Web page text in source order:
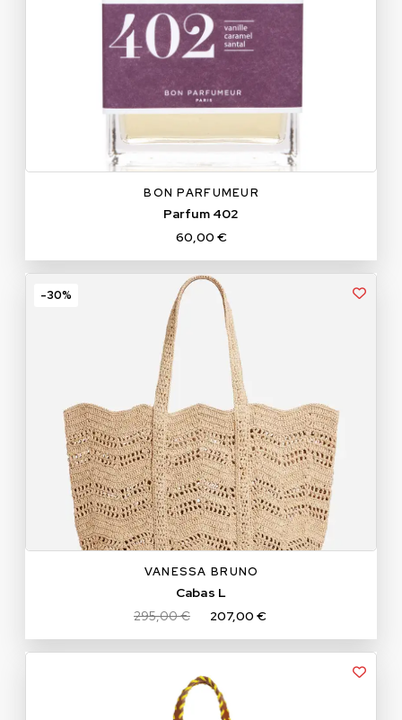
BON PARFUMEUR
Parfum 402
60,00 €
VANESSA BRUNO
Cabas L
295,00 €
207,00 €
-30%